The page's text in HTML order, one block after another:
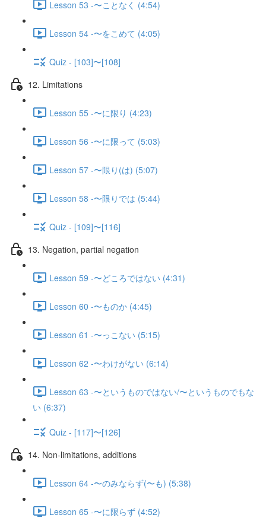
Lesson 53 -〜ことなく (4:54)
Lesson 54 -〜をこめて (4:05)
Quiz - [103]〜[108]
12. Limitations
Lesson 55 -〜に限り (4:23)
Lesson 56 -〜に限って (5:03)
Lesson 57 -〜限り(は) (5:07)
Lesson 58 -〜限りでは (5:44)
Quiz - [109]〜[116]
13. Negation, partial negation
Lesson 59 -〜どころではない (4:31)
Lesson 60 -〜ものか (4:45)
Lesson 61 -〜っこない (5:15)
Lesson 62 -〜わけがない (6:14)
Lesson 63 -〜というものではない/〜というものでもな
い (6:37)
Quiz - [117]〜[126]
14. Non-limitations, additions
Lesson 64 -〜のみならず(〜も) (5:38)
Lesson 65 -〜に限らず (4:52)